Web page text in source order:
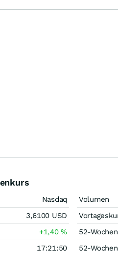
Nasdaq
3,6100 USD
+1,40%
17:21:50
Volumen
52-
52-